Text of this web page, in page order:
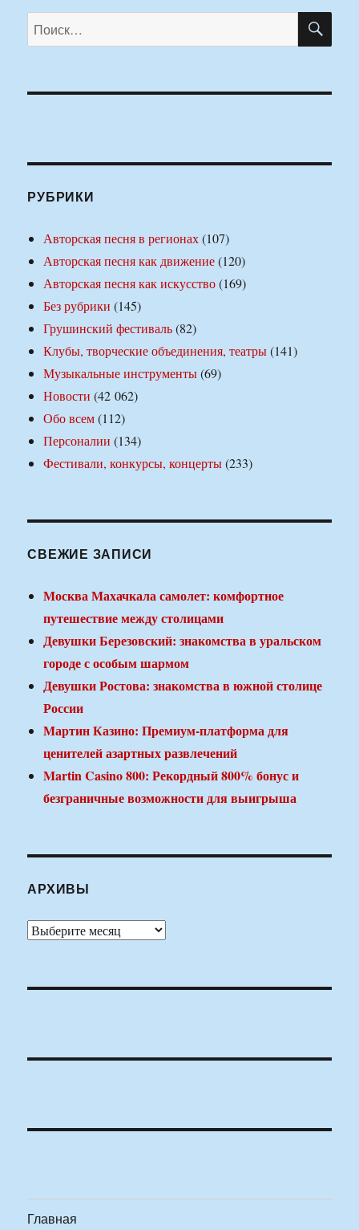
Искать:
РУБРИКИ
Авторская песня в регионах(107)
Авторская песня как движение(120)
Авторская песня как искусство(169)
Без рубрики (145)
Грушинский фестиваль(82)
Клубы, творческие объединения, театры(141)
Музыкальные инструменты(69)
Новости (42 062)
Обо всем(112)
Персоналии (134)
Фестивали, конкурсы, концерты(233)
СВЕЖИЕ ЗАПИСИ
Москва Махачкала самолет: комфортное
путешествие между столицами
Девушки Березовский: знакомства в уральском
городе с особым шармом
Девушки Ростова: знакомства в южной столице
России
Мартин Казино: Премиум-платформа для
ценителей азартных развлечений
Martin Casino 800: Рекордный 800% бонус и
безграничные возможности для выигрыша
АРХИВЫ
Архивы
Главная